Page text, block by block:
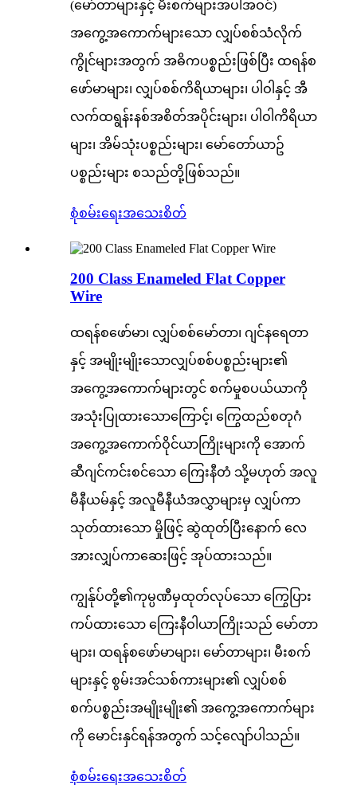
(မော်တာများနှင့် မီးစက်များအပါအဝင်)
အကွေ့အကောက်များသော လျှပ်စစ်သံလိုက်
ကွိုင်များအတွက် အဓိကပစ္စည်းဖြစ်ပြီး ထရန်စ
ဖော်မာများ၊ လျှပ်စစ်ကိရိယာများ၊ ပါဝါနှင့် အီ
လက်ထရွန်းနစ်အစိတ်အပိုင်းများ၊ ပါဝါကိရိယာ
များ၊ အိမ်သုံးပစ္စည်းများ၊ မော်တော်ယာဥ်
ပစ္စည်းများ စသည်တို့ဖြစ်သည်။
စုံစမ်းရေးအသေးစိတ်
200 Class Enameled Flat Copper
Wire
ထရန်စဖော်မာ၊ လျှပ်စစ်မော်တာ၊ ဂျင်နရေတာ
နှင့် အမျိုးမျိုးသောလျှပ်စစ်ပစ္စည်းများ၏
အကွေ့အကောက်များတွင် စက်မှုစပယ်ယာကို
အသုံးပြုထားသောကြောင့်၊ ကြွေထည်စတုဂံ
အကွေ့အကောက်ဝိုင်ယာကြိုးများကို အောက်
ဆီဂျင်ကင်းစင်သော ကြေးနီတံ သို့မဟုတ် အလူ
မီနီယမ်နှင့် အလူမီနီယံအလွှာများမှ လျှပ်ကာ
သုတ်ထားသော မှိုဖြင့် ဆွဲထုတ်ပြီးနောက် လေ
အားလျှပ်ကာဆေးဖြင့် အုပ်ထားသည်။
ကျွန်ုပ်တို့၏ကုမ္ပဏီမှထုတ်လုပ်သော ကြွေပြား
ကပ်ထားသော ကြေးနီဝါယာကြိုးသည် မော်တာ
များ၊ ထရန်စဖော်မာများ၊ မော်တာများ၊ မီးစက်
များနှင့် စွမ်းအင်သစ်ကားများ၏ လျှပ်စစ်
စက်ပစ္စည်းအမျိုးမျိုး၏ အကွေ့အကောက်များ
ကို မောင်းနှင်ရန်အတွက် သင့်လျော်ပါသည်။
စုံစမ်းရေးအသေးစိတ်